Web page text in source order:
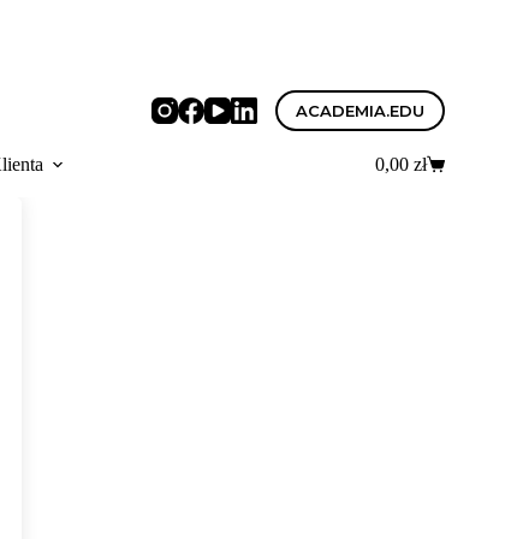
ACADEMIA.EDU
Koszyk
0,00 zł